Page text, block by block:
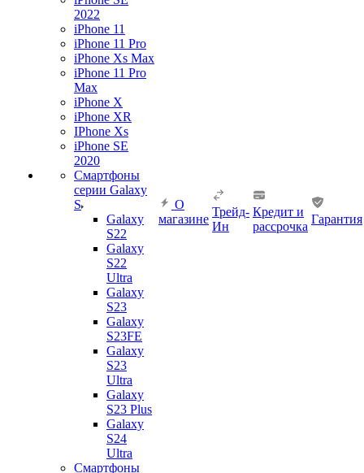
2022
iPhone 11
iPhone 11 Pro
iPhone Xs Max
iPhone 11 Pro
Max
iPhone X
iPhone XR
IPhone Xs
iPhone SE
2020
Смартфоны
серии Galaxy
S
Galaxy
S22
Galaxy
S22
Ultra
Galaxy
S23
Galaxy
S23FE
Galaxy
S23
Ultra
Galaxy
S23 Plus
Galaxy
S24
Ultra
Смартфоны
О
магазине
Трейд-
Ин
Кредит и
рассрочка
Гарантия